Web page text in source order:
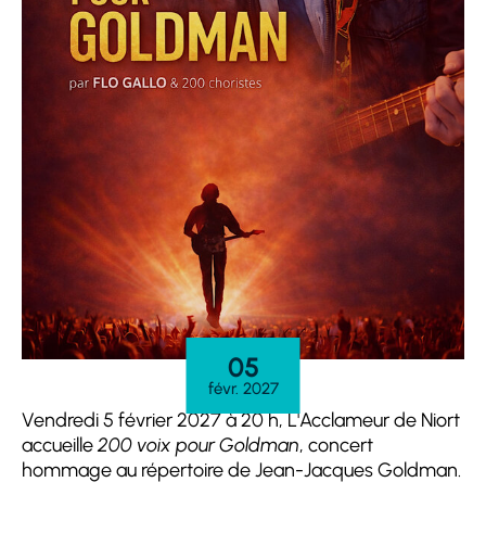
05
févr. 2027
Vendredi 5 février 2027 à 20 h, L'Acclameur de Niort
accueille200 voix pour Goldman, concert
hommage au répertoire de Jean-Jacques Goldman.